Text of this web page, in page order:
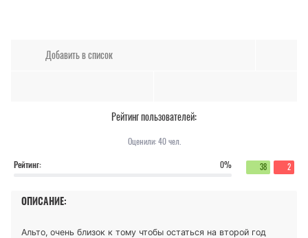
Добавить в список
Рейтинг пользователей:
Оценили:40чел.
Рейтинг:
0% 38 2
ОПИСАНИЕ:
Альто, очень близок к тому чтобы остаться на второй год